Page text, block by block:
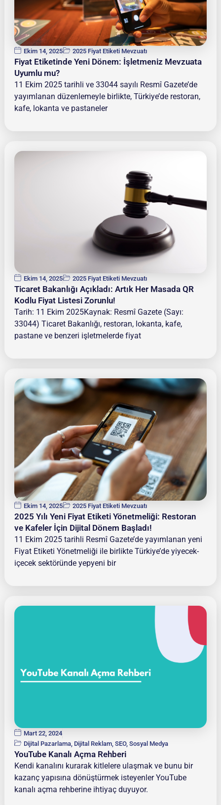
Ekim 14, 2025 2025 Fiyat Etiketi Mevzuatı
Fiyat Etiketinde Yeni Dönem: İşletmeniz Mevzuata
Uyumlu mu?
11 Ekim 2025 tarihli ve 33044 sayılı Resmî Gazete’de
yayımlanan düzenlemeyle birlikte, Türkiye’de restoran,
kafe, lokanta ve pastaneler
Ekim 14, 2025 2025 Fiyat Etiketi Mevzuatı
Ticaret Bakanlığı Açıkladı: Artık Her Masada QR
Kodlu Fiyat Listesi Zorunlu!
Tarih: 11 Ekim 2025Kaynak: Resmî Gazete (Sayı:
33044) Ticaret Bakanlığı, restoran, lokanta, kafe,
pastane ve benzeri işletmelerde fiyat
Ekim 14, 2025 2025 Fiyat Etiketi Mevzuatı
2025 Yılı Yeni Fiyat Etiketi Yönetmeliği: Restoran
ve Kafeler İçin Dijital Dönem Başladı!
11 Ekim 2025 tarihli Resmî Gazete’de yayımlanan yeni
Fiyat Etiketi Yönetmeliği ile birlikte Türkiye’de yiyecek-
içecek sektöründe yepyeni bir
Mart 22, 2024
Dijital Pazarlama, Dijital Reklam, SEO, Sosyal Medya
YouTube Kanalı Açma Rehberi
Kendi kanalını kurarak kitlelere ulaşmak ve bunu bir
kazanç yapısına dönüştürmek isteyenler YouTube
kanalı açma rehberine ihtiyaç duyuyor.